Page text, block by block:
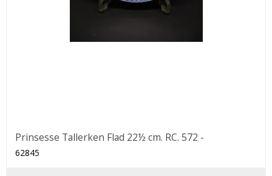
Prinsesse Tallerken Flad 22½ cm. RC. 572 -
62845